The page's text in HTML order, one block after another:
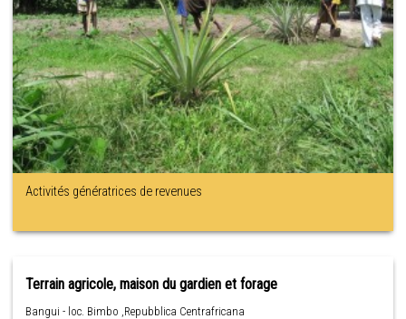
Activités génératrices de revenues
Terrain agricole, maison du gardien et forage
Bangui - loc. Bimbo ,Repubblica Centrafricana